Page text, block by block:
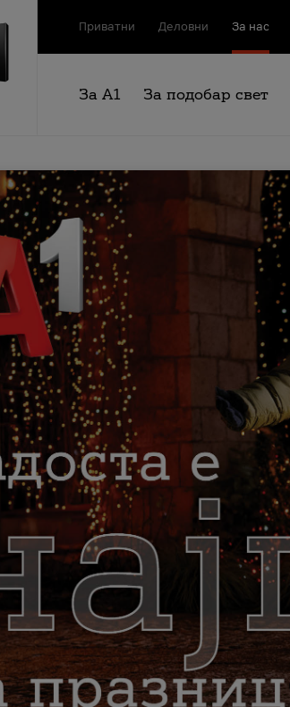
Приватни Деловни За нас
За А1 За подобар свет